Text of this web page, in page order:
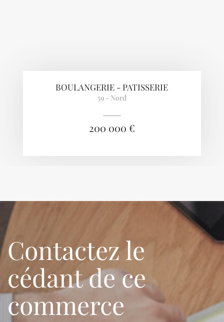
BOULANGERIE - PATISSERIE
59 - Nord
200 000 €
Contactez le
cédant de ce
commerce